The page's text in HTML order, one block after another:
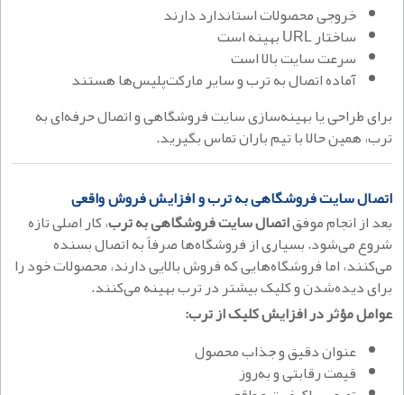
خروجی محصولات استاندارد دارند
ساختار URL بهینه است
سرعت سایت بالا است
آماده اتصال به ترب و سایر مارکت‌پلیس‌ها هستند
برای طراحی یا بهینه‌سازی سایت فروشگاهی و اتصال حرفه‌ای به
ترب، همین حالا با تیم باران تماس بگیرید.
اتصال سایت فروشگاهی به ترب و افزایش فروش واقعی
بعد از انجام موفقاتصال سایت فروشگاهی به ترب، کار اصلی تازه
شروع می‌شود. بسیاری از فروشگاه‌ها صرفاً به اتصال بسنده
می‌کنند، اما فروشگاه‌هایی که فروش بالایی دارند، محصولات خود را
برای دیده‌شدن و کلیک بیشتر در ترب بهینه می‌کنند.
عوامل مؤثر در افزایش کلیک از ترب:
عنوان دقیق و جذاب محصول
قیمت رقابتی و به‌روز